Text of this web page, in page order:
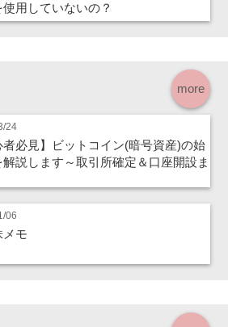
使用していないの？
more
24
者必見】ビットコイン(暗号資産)の始
解説します～取引所確定＆口座開設ま
06
メモ